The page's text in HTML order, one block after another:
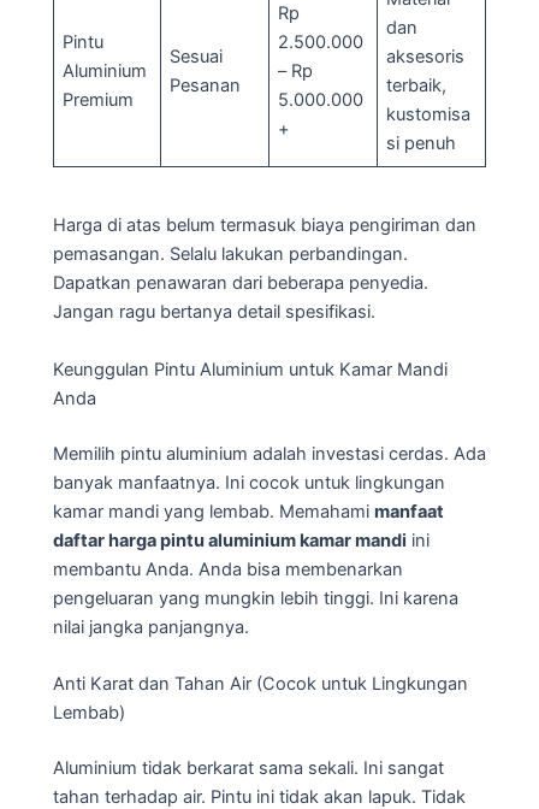
Pintu
Aluminium
Premium
Sesuai
Pesanan
Rp
2.500.000
– Rp
5.000.000
+
dan
aksesoris
terbaik,
kustomisa
si penuh
Harga di atas belum termasuk biaya pengiriman dan
pemasangan. Selalu lakukan perbandingan.
Dapatkan penawaran dari beberapa penyedia.
Jangan ragu bertanya detail spesifikasi.
Keunggulan Pintu Aluminium untuk Kamar Mandi
Anda
Memilih pintu aluminium adalah investasi cerdas. Ada
banyak manfaatnya. Ini cocok untuk lingkungan
kamar mandi yang lembab. Memahami manfaat
daftar harga pintu aluminium kamar mandi ini
membantu Anda. Anda bisa membenarkan
pengeluaran yang mungkin lebih tinggi. Ini karena
nilai jangka panjangnya.
Anti Karat dan Tahan Air (Cocok untuk Lingkungan
Lembab)
Aluminium tidak berkarat sama sekali. Ini sangat
tahan terhadap air. Pintu ini tidak akan lapuk. Tidak